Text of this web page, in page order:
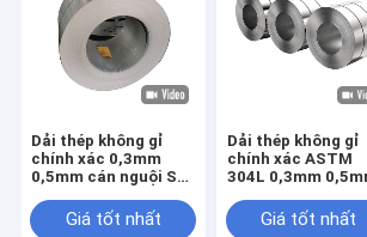
Dải thép không gỉ
chính xác 0,3mm
0,5mm cán nguội SS
Giá tốt nhất
Dải thép không gỉ
chính xác ASTM
304L 0,3mm
Giá tốt nhất